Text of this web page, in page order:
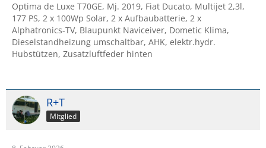
Optima de Luxe T70GE, Mj. 2019, Fiat Ducato, Multijet 2,3l,
177 PS, 2 x 100Wp Solar, 2 x Aufbaubatterie, 2 x
Alphatronics-TV, Blaupunkt Naviceiver, Dometic Klima,
Dieselstandheizung umschaltbar, AHK, elektr.hydr.
Hubstützen, Zusatzluftfeder hinten
R+T
Mitglied